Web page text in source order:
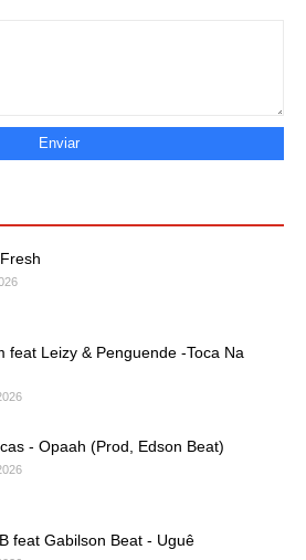
feat Leizy & Penguende -Toca Na
- Opaah (Prod, Edson Beat)
feat Gabilson Beat - Uguê